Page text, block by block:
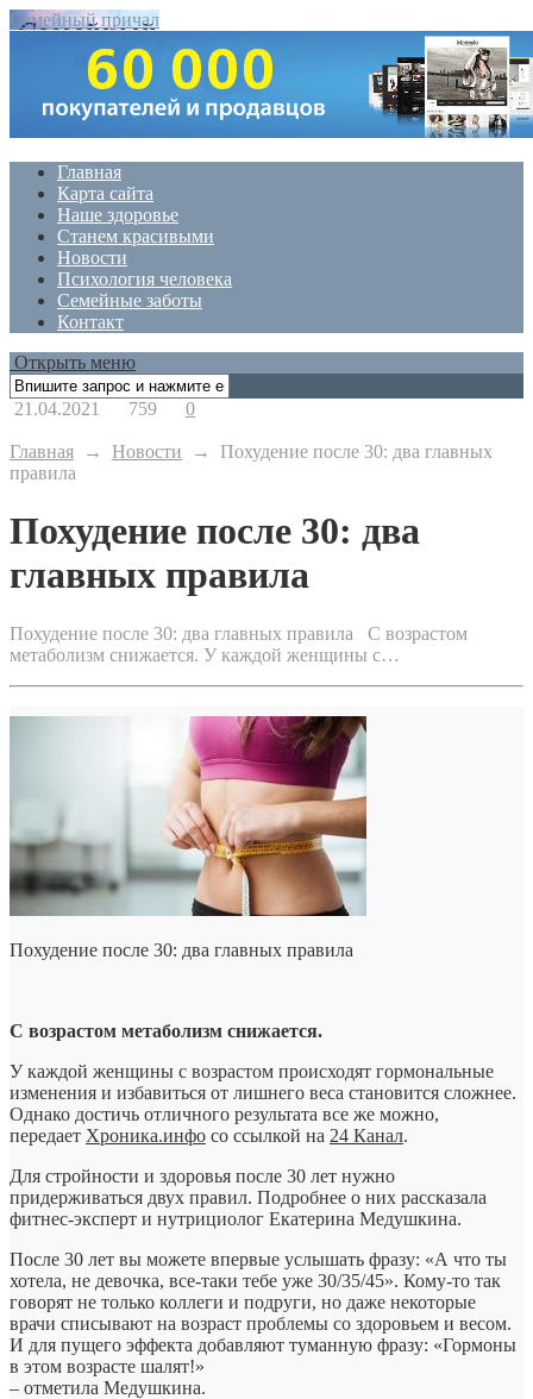
Семейный причал
Главная
Карта сайта
Наше здоровье
Станем красивыми
Новости
Психология человека
Семейные заботы
Контакт
Открыть меню
21.04.2021 759 0
Главная → Новости → Похудение после 30: два главных
правила
Похудение после 30: два
главных правила
Похудение после 30: два главных правила С возрастом
метаболизм снижается. У каждой женщины с…
Похудение после 30: два главных правила
С возрастом метаболизм снижается.
У каждой женщины с возрастом происходят гормональные
изменения и избавиться от лишнего веса становится сложнее.
Однако достичь отличного результата все же можно,
передает Хроника.инфо со ссылкой на 24 Канал.
Для стройности и здоровья после 30 лет нужно
придерживаться двух правил. Подробнее о них рассказала
фитнес-эксперт и нутрициолог Екатерина Медушкина.
После 30 лет вы можете впервые услышать фразу: «А что ты
хотела, не девочка, все-таки тебе уже 30/35/45». Кому-то так
говорят не только коллеги и подруги, но даже некоторые
врачи списывают на возраст проблемы со здоровьем и весом.
И для пущего эффекта добавляют туманную фразу: «Гормоны
в этом возрасте шалят!»
– отметила Медушкина.